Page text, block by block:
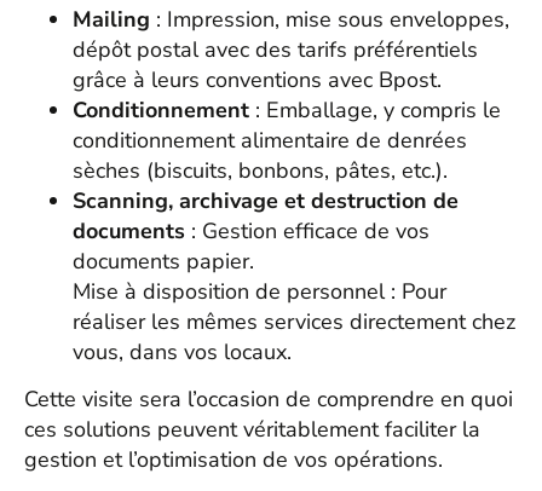
Mailing : Impression, mise sous enveloppes,
dépôt postal avec des tarifs préférentiels
grâce à leurs conventions avec Bpost.
Conditionnement : Emballage, y compris le
conditionnement alimentaire de denrées
sèches (biscuits, bonbons, pâtes, etc.).
Scanning, archivage et destruction de
documents : Gestion efficace de vos
documents papier.
Mise à disposition de personnel : Pour
réaliser les mêmes services directement chez
vous, dans vos locaux.
Cette visite sera l’occasion de comprendre en quoi
ces solutions peuvent véritablement faciliter la
gestion et l’optimisation de vos opérations.